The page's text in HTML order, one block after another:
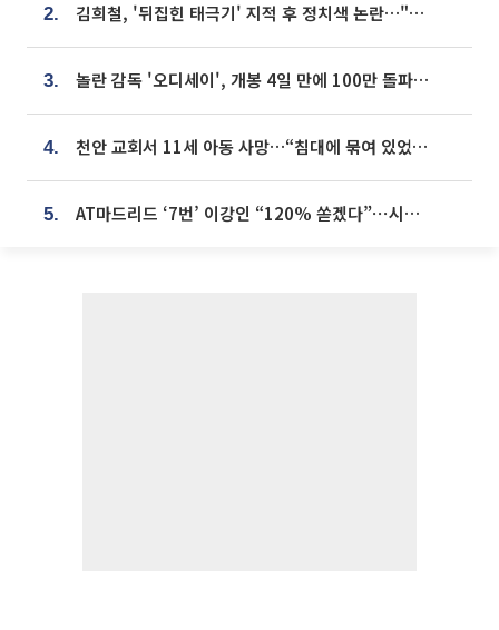
2. 김희철, '뒤집힌 태극기' 지적 후 정치색 논란…"좌우 떠나 우리나라 국기"
3. 놀란 감독 '오디세이', 개봉 4일 만에 100만 돌파⋯'왕사남' 보다 빠르다
4. 천안 교회서 11세 아동 사망…“침대에 묶여 있었다” 진술 확보
5. AT마드리드 ‘7번’ 이강인 “120% 쏟겠다”⋯시메오네 감독 “필요한 선수”